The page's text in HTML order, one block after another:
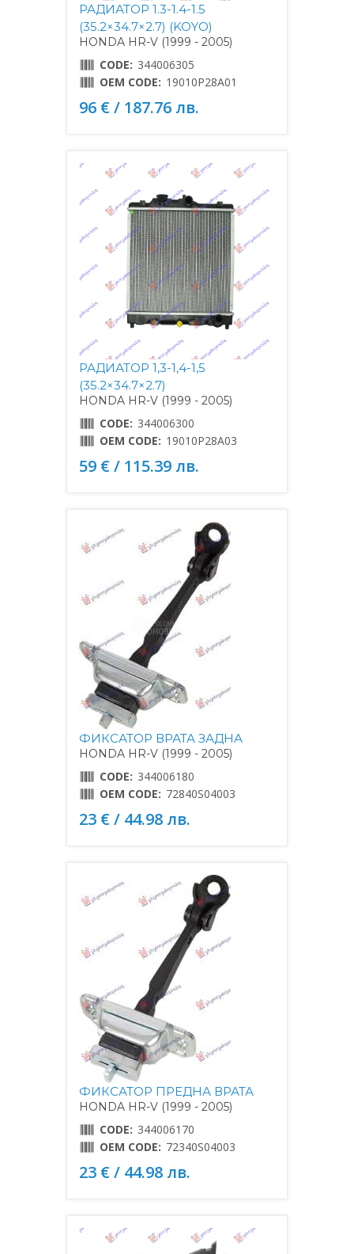
РАДИАТОР 1.3-1.4-1.5
(35.2×34.7×2.7) (KOYO)
HONDA HR-V (1999 - 2005)
CODE: 344006305
OEM CODE: 19010P28A01
96 € / 187.76 лв.
РАДИАТОР 1,3-1,4-1,5
(35.2×34.7×2.7)
HONDA HR-V (1999 - 2005)
CODE: 344006300
OEM CODE: 19010P28A03
59 € / 115.39 лв.
ФИКСАТОР ВРАТА ЗАДНА
HONDA HR-V (1999 - 2005)
CODE: 344006180
OEM CODE: 72840S04003
23 € / 44.98 лв.
ФИКСАТОР ПРЕДНА ВРАТА
HONDA HR-V (1999 - 2005)
CODE: 344006170
OEM CODE: 72340S04003
23 € / 44.98 лв.